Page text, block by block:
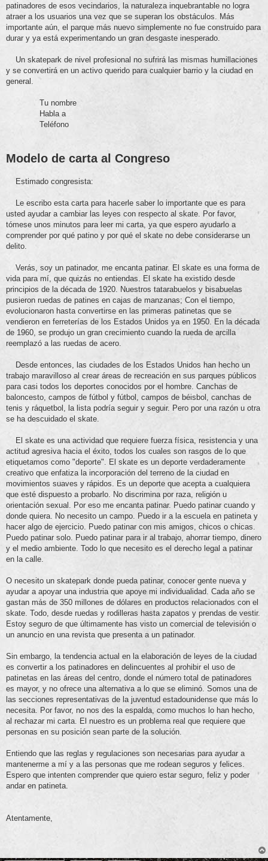
patinadores de esos vecindarios, la naturaleza inquebrantable no logra
atraer a los usuarios una vez que se superan los obstáculos. Más
importante aún, el parque más nuevo simplemente no fue construido para
durar y ya está experimentando un gran desgaste inesperado.
Un skatepark de nivel profesional no sufrirá las mismas humillaciones
y se convertirá en un activo querido para cualquier barrio y la ciudad en
general.
Tu nombre
Habla a
Teléfono
Modelo de carta al Congreso
Estimado congresista:
Le escribo esta carta para hacerle saber lo importante que es para
usted ayudar a cambiar las leyes con respecto al skate. Por favor,
tómese unos minutos para leer mi carta, ya que espero ayudarlo a
comprender por qué patino y por qué el skate no debe considerarse un
delito.
Verás, soy un patinador, me encanta patinar. El skate es una forma de
vida para mí, que quizás no entiendas. El skate ha existido desde
principios de la década de 1920. Nuestros tatarabuelos y bisabuelas
pusieron ruedas de patines en cajas de manzanas; Con el tiempo,
evolucionaron hasta convertirse en las primeras patinetas que se
vendieron en ferreterías de los Estados Unidos ya en 1950. En la década
de 1960, se produjo un gran crecimiento cuando la rueda de arcilla
reemplazó a las ruedas de acero.
Desde entonces, las ciudades de los Estados Unidos han hecho un
trabajo maravilloso al crear áreas de recreación en sus parques públicos
para casi todos los deportes conocidos por el hombre. Canchas de
baloncesto, campos de fútbol y fútbol, ​​campos de béisbol, canchas de
tenis y ráquetbol, ​​la lista podría seguir y seguir. Pero por una razón u otra
se ha descuidado el skate.
El skate es una actividad que requiere fuerza física, resistencia y una
actitud agresiva hacia el éxito, todos los cuales son rasgos de lo que
etiquetamos como "deporte". El skate es un deporte verdaderamente
creativo que enfatiza la incorporación del terreno de la ciudad en
movimientos suaves y rápidos. Es un deporte que acepta a cualquiera
que esté dispuesto a probarlo. No discrimina por raza, religión u
orientación sexual. Por eso me encanta patinar. Puedo patinar cuando y
donde quiera. No necesito un campo. Puedo ir a la escuela en patineta y
hacer algo de ejercicio. Puedo patinar con mis amigos, chicos o chicas.
Puedo patinar solo. Puedo patinar para ir al trabajo, ahorrar tiempo, dinero
y el medio ambiente. Todo lo que necesito es el derecho legal a patinar
en la calle.
O necesito un skatepark donde pueda patinar, conocer gente nueva y
ayudar a apoyar una industria que apoye mi individualidad. Cada año se
gastan más de 350 millones de dólares en productos relacionados con el
skate. Todo, desde ruedas y rodilleras hasta zapatos y prendas de vestir.
Estoy seguro de que últimamente has visto un comercial de televisión o
un anuncio en una revista que presenta a un patinador.
Sin embargo, la tendencia actual en la elaboración de leyes de la ciudad
es convertir a los patinadores en delincuentes al prohibir el uso de
patinetas en las áreas del centro, donde el número total de patinadores
es mayor, y no ofrece una alternativa a lo que se eliminó. Somos una de
las secciones representativas de la juventud estadounidense que más lo
necesita. Por favor, no nos des la espalda, como muchos lo han hecho,
al rechazar mi carta. El nuestro es un problema real que requiere que
personas en su posición sean parte de la solución.
Entiendo que las reglas y regulaciones son necesarias para ayudar a
mantenerme a mí y a las personas que me rodean seguros y felices.
Espero que intenten comprender que quiero estar seguro, feliz y poder
andar en patineta.
Atentamente,